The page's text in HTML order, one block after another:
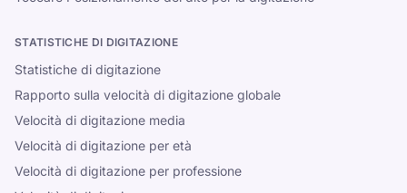
STATISTICHE DI DIGITAZIONE
Statistiche di digitazione
Rapporto sulla velocità di digitazione globale
Velocità di digitazione media
Velocità di digitazione per età
Velocità di digitazione per professione